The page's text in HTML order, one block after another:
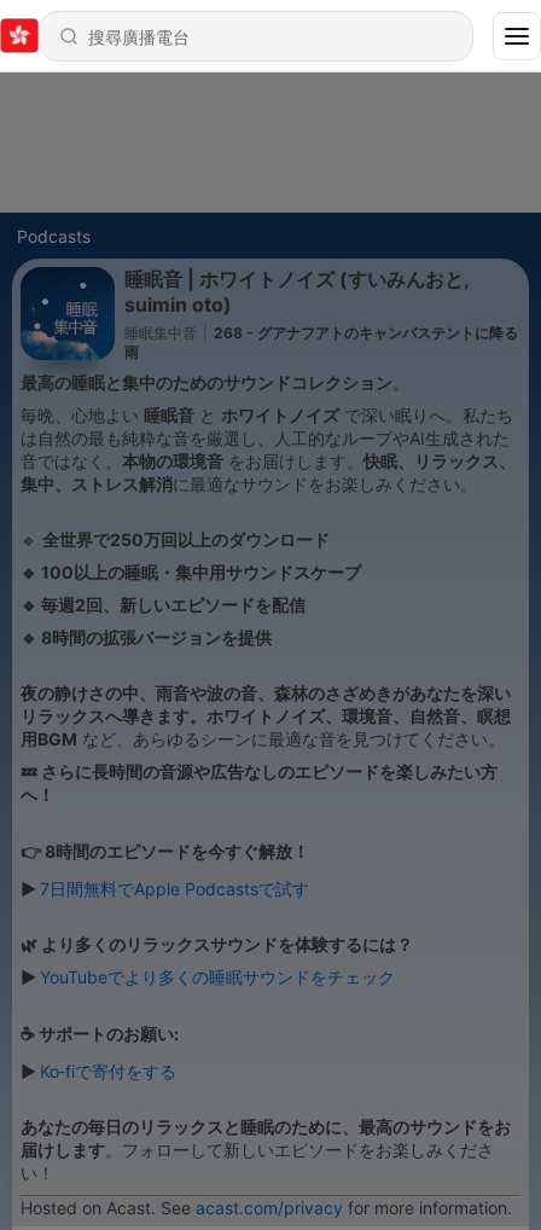
Podcasts
睡眠音 | ホワイトノイズ (すいみんおと,
suimin oto)
睡眠集中音
268 - グアナフアトのキャンバステントに降る
雨
最高の睡眠と集中のためのサウンドコレクション。
毎晩、心地よい 睡眠音 と ホワイトノイズで深い眠りへ。私たち
は自然の最も純粋な音を厳選し、人工的なループやAI生成された
音ではなく、 本物の環境音 をお届けします。 快眠、リラックス、
集中、ストレス解消に最適なサウンドをお楽しみください。
🔹 全世界で250万回以上のダウンロード
🔹 100以上の睡眠・集中用サウンドスケープ
🔹 毎週2回、新しいエピソードを配信
🔹 8時間の拡張バージョンを提供
夜の静けさの中、雨音や波の音、森林のさざめきがあなたを深い
リラックスへ導きます。ホワイトノイズ、環境音、自然音、瞑想
用BGM など、あらゆるシーンに最適な音を見つけてください。
💤 さらに長時間の音源や広告なしのエピソードを楽しみたい方
へ！
👉 8時間のエピソードを今すぐ解放！
▶ 7日間無料でApple Podcastsで試す
🌿 より多くのリラックスサウンドを体験するには？
▶ YouTubeでより多くの睡眠サウンドをチェック
☕ サポートのお願い:
▶ Ko‑fiで寄付をする
あなたの毎日のリラックスと睡眠のために、最高のサウンドをお
届けします。フォローして新しいエピソードをお楽しみくださ
い！
Hosted on Acast. See acast.com/privacy for more information.